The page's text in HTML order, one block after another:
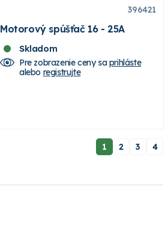
396421
Motorový spúšťač 16 - 25A
Skladom
Pre zobrazenie ceny saprihláste
alebo registrujte
1 2 3 4